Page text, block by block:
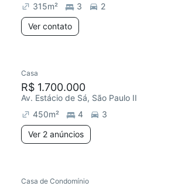
315m² 3
2
Ver contato
Casa
R$ 1.700.000
Av. Estácio de Sá, São Paulo II
450m² 4
3
Ver 2 anúncios
Casa de Condomínio